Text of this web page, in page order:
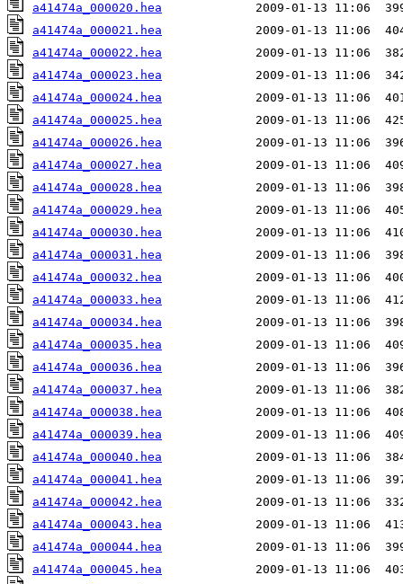
a41474a_000020.hea
a41474a_000021.hea
a41474a_000022.hea
a41474a_000023.hea
a41474a_000024.hea
a41474a_000025.hea
a41474a_000026.hea
a41474a_000027.hea
a41474a_000028.hea
a41474a_000029.hea
a41474a_000030.hea
a41474a_000031.hea
a41474a_000032.hea
a41474a_000033.hea
a41474a_000034.hea
a41474a_000035.hea
a41474a_000036.hea
a41474a_000037.hea
a41474a_000038.hea
a41474a_000039.hea
a41474a_000040.hea
a41474a_000041.hea
a41474a_000042.hea
a41474a_000043.hea
a41474a_000044.hea
a41474a_000045.hea